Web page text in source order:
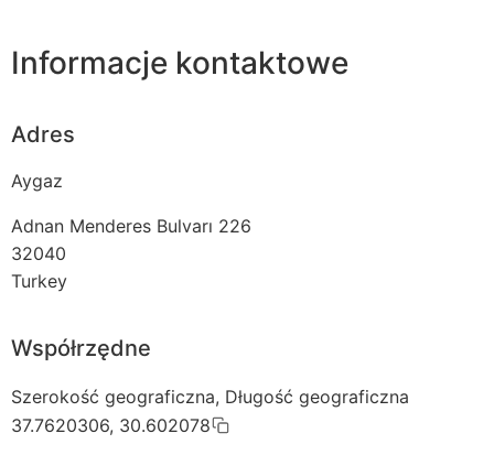
Informacje kontaktowe
Adres
Aygaz
Adnan Menderes Bulvarı 226
32040
Turkey
Współrzędne
Szerokość geograficzna, Długość geograficzna
37.7620306, 30.602078